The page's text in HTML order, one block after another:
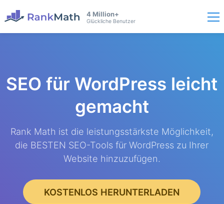
4 Million+
Glückliche Benutzer
SEO für WordPress leicht
gemacht
Rank Math ist die leistungsstärkste Möglichkeit,
die BESTEN SEO-Tools für WordPress zu Ihrer
Website hinzuzufügen.
KOSTENLOS HERUNTERLADEN